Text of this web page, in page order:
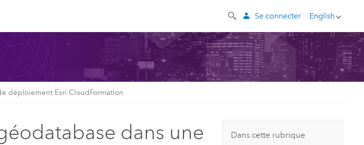
English
Se connecter
déploiement Esri CloudFormation
dans une
Dans cette rubrique